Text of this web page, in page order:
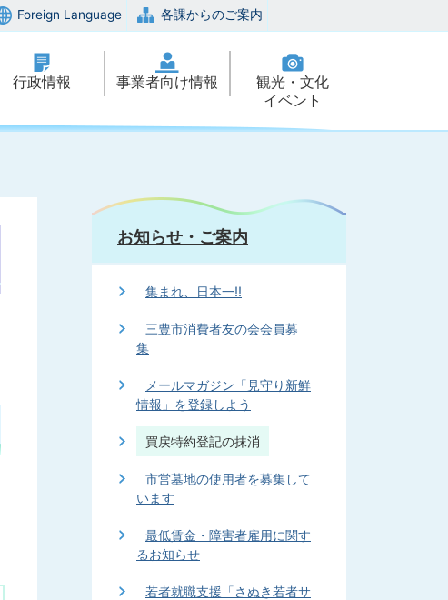
Foreign Language 各課からのご案内
行政情報 事業者向け情報
観光・文化
イベント
お知らせ・ご案内
集まれ、日本一!!
三豊市消費者友の会会員募
集
メールマガジン「見守り新鮮
情報」を登録しよう
買戻特約登記の抹消
市営墓地の使用者を募集して
います
最低賃金・障害者雇用に関す
るお知らせ
若者就職支援「さぬき若者サ